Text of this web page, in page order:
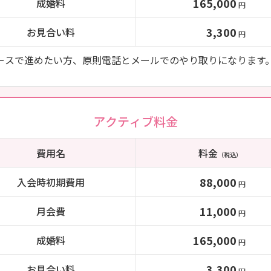
円
お見合い料 3,300 円
スで進めたい方、原則電話とメールでのやり取りになります
アクティブ料金
費用名 料金（税込）
入会時初期費用 88,000 円
月会費 11,000 円
成婚料 165,000 円